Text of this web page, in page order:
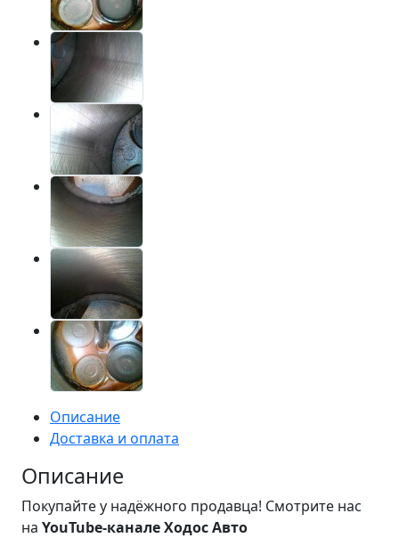
Описание
Доставка и оплата
Описание
Покупайте у надёжного продавца! Смотрите нас
на YouTube-канале Ходос Авто